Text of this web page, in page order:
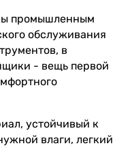
промышленным
обслуживания
в
- вещь первой
устойчивый к
влаги, легкий